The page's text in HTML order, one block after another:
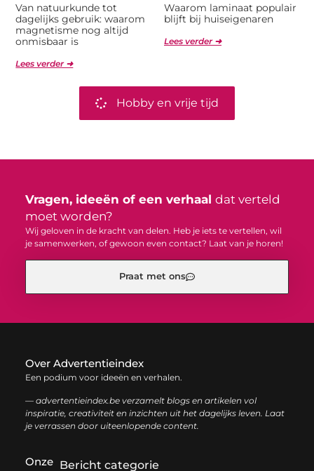
Van natuurkunde tot
dagelijks gebruik: waarom
magnetisme nog altijd
onmisbaar is
Lees verder ➜
Waarom laminaat populair
blijft bij huiseigenaren
Lees verder ➜
Hobby en vrije tijd
Vragen, ideeën of een verhaal dat verteld
moet worden?
Wij geloven in de kracht van delen. Heb je iets te vertellen, wil
je samenwerken, of gewoon even contact? Laat van je horen!
Praat met ons
Over Advertentieindex
Een podium voor ideeën en verhalen.
— advertentieindex.be verzamelt blogs en artikelen vol
inspiratie, creativiteit en inzichten uit het dagelijks leven. Laat
je verrassen door uiteenlopende content.
Onze Bericht categorie